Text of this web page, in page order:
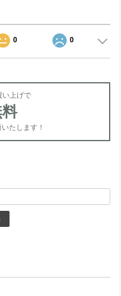
0 0
い上げで
たします！